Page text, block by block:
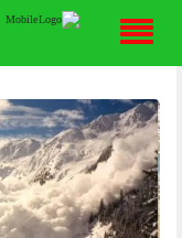
content